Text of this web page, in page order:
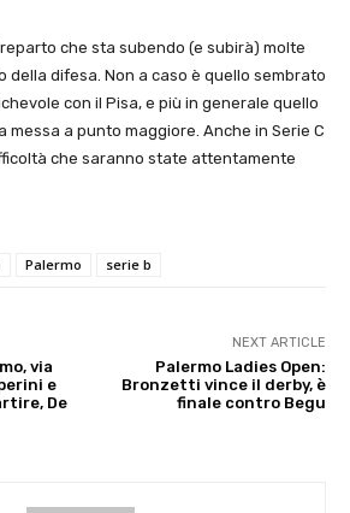
che sta subendo (e subirà) molte
della difesa. Non a caso è quello sembrato
con il Pisa, e più in generale quello
messa a punto maggiore. Anche in Serie C
che saranno state attentamente
Palermo serie b
via
e
De
NEXT ARTICLE
Palermo Ladies Open:
Bronzetti vince il derby, è
finale contro Begu